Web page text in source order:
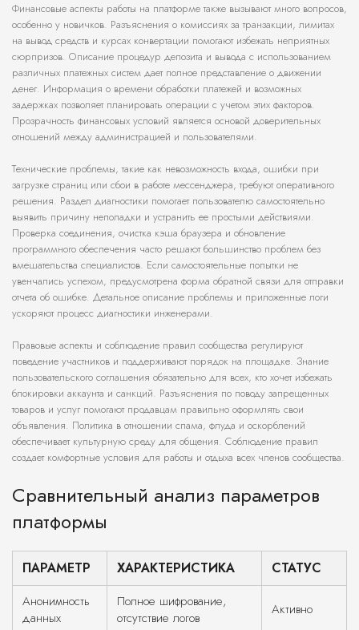
Финансовые аспекты работы на платформе также вызывают много вопросов,
особенно у новичков. Разъяснения о комиссиях за транзакции, лимитах
на вывод средств и курсах конвертации помогают избежать неприятных
сюрпризов. Описание процедур депозита и вывода с использованием
различных платежных систем дает полное представление о движении
денег. Информация о времени обработки платежей и возможных
задержках позволяет планировать операции с учетом этих факторов.
Прозрачность финансовых условий является основой доверительных
отношений между администрацией и пользователями.
Технические проблемы, такие как невозможность входа, ошибки при
загрузке страниц или сбои в работе мессенджера, требуют оперативного
решения. Раздел диагностики помогает пользователю самостоятельно
выявить причину неполадки и устранить ее простыми действиями.
Проверка соединения, очистка кэша браузера и обновление
программного обеспечения часто решают большинство проблем без
вмешательства специалистов. Если самостоятельные попытки не
увенчались успехом, предусмотрена форма обратной связи для отправки
отчета об ошибке. Детальное описание проблемы и приложенные логи
ускоряют процесс диагностики инженерами.
Правовые аспекты и соблюдение правил сообщества регулируют
поведение участников и поддерживают порядок на площадке. Знание
пользовательского соглашения обязательно для всех, кто хочет избежать
блокировки аккаунта и санкций. Разъяснения по поводу запрещенных
товаров и услуг помогают продавцам правильно оформлять свои
объявления. Политика в отношении спама, флуда и оскорблений
обеспечивает культурную среду для общения. Соблюдение правил
создает комфортные условия для работы и отдыха всех членов сообщества.
Сравнительный анализ параметров
платформы
ПАРАМЕТР ХАРАКТЕРИСТИКА СТАТУС
Анонимность
данных
Полное шифрование,
отсутствие логов
Активно